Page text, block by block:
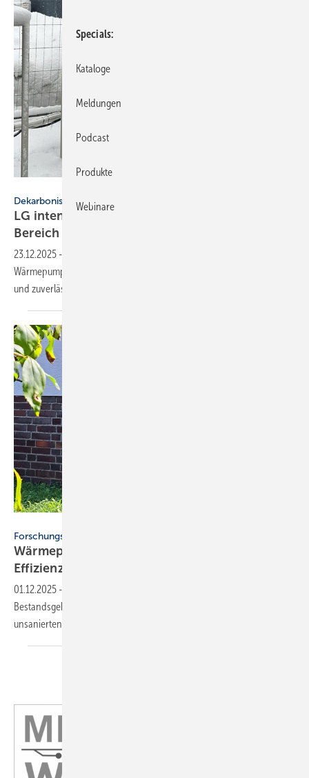
Dekarbonisierung
LG intensiviert inter­na­tio­nale For­schung im
Bereich
23.12.2025 -
Wärme­pum­pen zu ent­wi­ckeln, die in allen Klima­zonen ener­gie­effi­zient
und zuver­lässig
Forschungsprojekt
Wärmepumpen im Altbau: Stu­die be­legt
Ef­fi­zi­enz
01.12.2025 -
Bestandsgebäuden zeigt, dass Wärmepumpen auch in älteren,
unsanierten und teilsanierten Objekten zuverlässig
Specials
Kataloge
Meldungen
Podcast
Produkte
Webinare